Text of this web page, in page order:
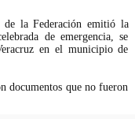
la Federación emitió la
de emergencia, se
en el municipio de
documentos que no fueron